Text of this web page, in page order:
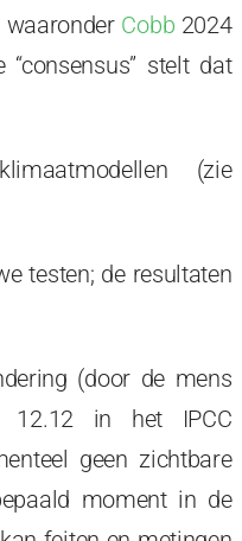
waaronder Cobb 2024
stelt dat
(zie
testen; de resultaten
(door de mens
12.12 in het IPCC
geen zichtbare
moment in de